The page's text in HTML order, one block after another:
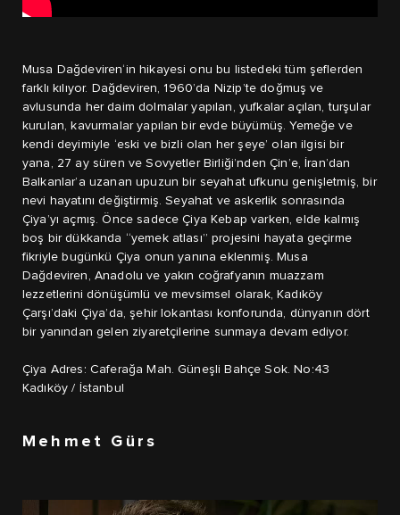
Musa Dağdeviren‘in hikayesi onu bu listedeki tüm şeflerden
farklı kılıyor. Dağdeviren, 1960’da Nizip’te doğmuş ve
avlusunda her daim dolmalar yapılan, yufkalar açılan, turşular
kurulan, kavurmalar yapılan bir evde büyümüş. Yemeğe ve
kendi deyimiyle ‘eski ve bizli olan her şeye’ olan ilgisi bir
yana, 27 ay süren ve Sovyetler Birliği’nden Çin’e, İran’dan
Balkanlar’a uzanan upuzun bir seyahat ufkunu genişletmiş, bir
nevi hayatını değiştirmiş. Seyahat ve askerlik sonrasında
Çiya’yı açmış. Önce sadece Çiya Kebap varken, elde kalmış
boş bir dükkanda “yemek atlası” projesini hayata geçirme
fikriyle bugünkü Çiya onun yanına eklenmiş. Musa
Dağdeviren, Anadolu ve yakın coğrafyanın muazzam
lezzetlerini dönüşümlü ve mevsimsel olarak, Kadıköy
Çarşı’daki Çiya’da, şehir lokantası konforunda, dünyanın dört
bir yanından gelen ziyaretçilerine sunmaya devam ediyor.
Çiya Adres: Caferağa Mah. Güneşli Bahçe Sok. No:43
Kadıköy / İstanbul
Mehmet Gürs